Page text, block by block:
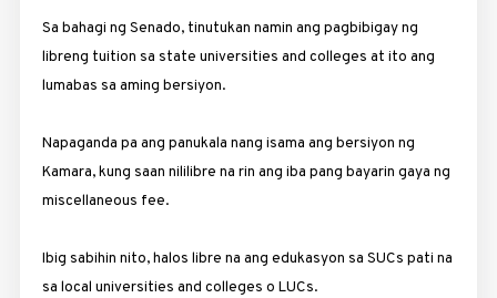
Sa bahagi ng Senado, tinutukan namin ang pagbibigay ng
libreng tuition sa state universities and colleges at ito ang
lumabas sa aming bersiyon.
Napaganda pa ang panukala nang isama ang bersiyon ng
Kamara, kung saan nililibre na rin ang iba pang bayarin gaya ng
miscellaneous fee.
Ibig sabihin nito, halos libre na ang edukasyon sa SUCs pati na
sa local universities and colleges o LUCs.